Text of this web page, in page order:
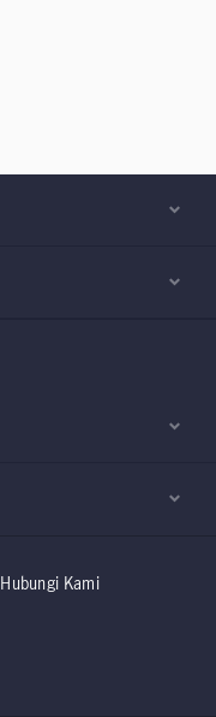
Hubungi Kami